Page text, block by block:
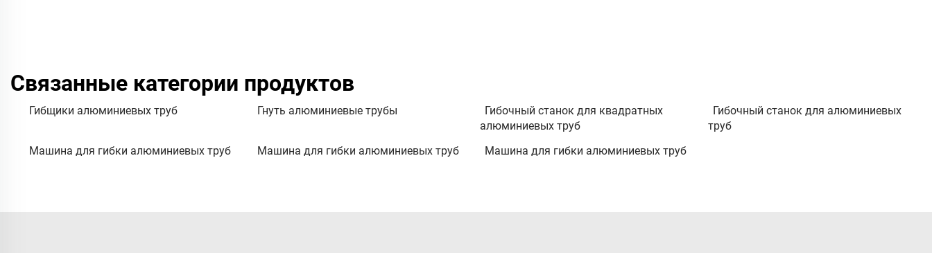
Связанные категории продуктов
Гибщики алюминиевых труб Гнуть алюминиевые трубы
Гибочный станок для квадратных
алюминиевых труб
Гибочный станок для алюминиевых
труб
Машина для гибки алюминиевых труб
Машина для гибки алюминиевых труб Машина для гибки алюминиевых труб